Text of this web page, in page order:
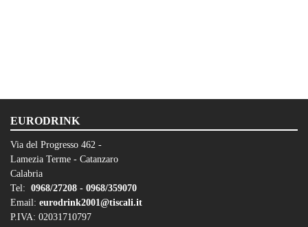
EURODRINK
Via del Progresso 462 -
Lamezia Terme - Catanzaro
Calabria
Tel: 0968/27208 - 0968/359070
Email: eurodrink2001@tiscali.it
P.IVA: 02031710797